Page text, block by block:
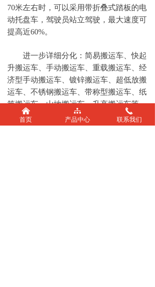
70米左右时，可以采用带折叠式踏板的电
动托盘车，驾驶员站立驾驶，最大速度可
提高近60%。
进一步详细分化：简易搬运车、快起
升搬运车、手动搬运车、重载搬运车、经
济型手动搬运车、镀锌搬运车、超低放搬
运车、不锈钢搬运车、带称型搬运车、纸
筒搬运车、山地搬运车、升高搬运车等。
낀
首页
뀒
产品中心
끅
联系我们